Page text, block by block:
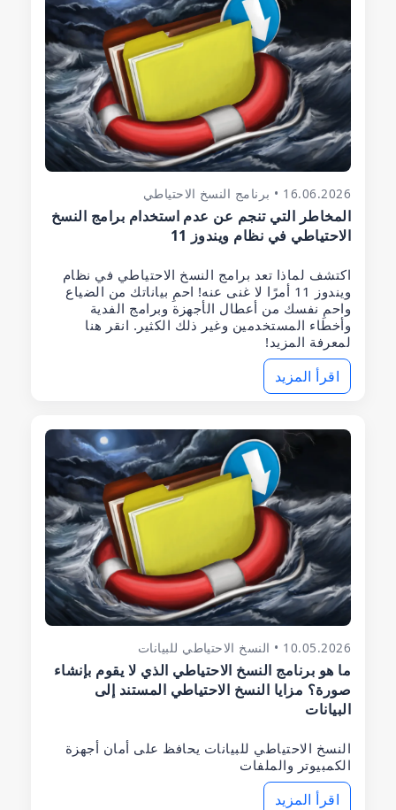
16.06.2026 • برنامج النسخ الاحتياطي
المخاطر التي تنجم عن عدم استخدام برامج النسخ
الاحتياطي في نظام ويندوز 11
اكتشف لماذا تعد برامج النسخ الاحتياطي في نظام
ويندوز 11 أمرًا لا غنى عنه! احمِ بياناتك من الضياع
واحمِ نفسك من أعطال الأجهزة وبرامج الفدية
وأخطاء المستخدمين وغير ذلك الكثير. انقر هنا
لمعرفة المزيد!
اقرأ المزيد
10.05.2026 • النسخ الاحتياطي للبيانات
ما هو برنامج النسخ الاحتياطي الذي لا يقوم بإنشاء
صورة؟ مزايا النسخ الاحتياطي المستند إلى
البيانات
النسخ الاحتياطي للبيانات يحافظ على أمان أجهزة
الكمبيوتر والملفات
اقرأ المزيد